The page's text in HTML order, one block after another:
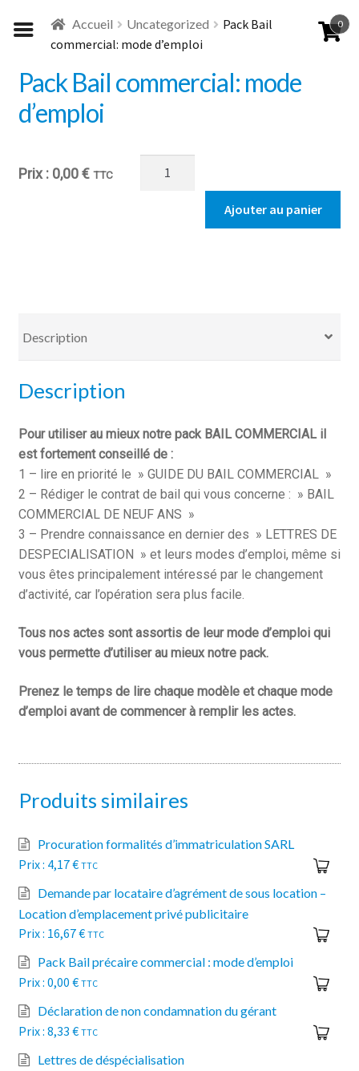
à
navigation
au
contenu
Accueil Uncategorized
Pack Bail
commercial: mode d’emploi
Pack Bail commercial: mode
d’emploi
Ajouter au panier
0,00€ TTC
Description
Description
Pour utiliser au mieux notre pack BAIL COMMERCIAL il
est fortement conseillé de :
1 – lire en priorité le » GUIDE DU BAIL COMMERCIAL »
2 – Rédiger le contrat de bail qui vous concerne : » BAIL
COMMERCIAL DE NEUF ANS »
3 – Prendre connaissance en dernier des » LETTRES DE
DESPECIALISATION » et leurs modes d’emploi, même si
vous êtes principalement intéressé par le changement
d’activité, car l’opération sera plus facile.
Tous nos actes sont assortis de leur mode d’emploi qui
vous permette d’utiliser au mieux notre pack.
Prenez le temps de lire chaque modèle et chaque mode
d’emploi avant de commencer à remplir les actes.
Produits similaires
Procuration formalités d’immatriculation SARL
4,17€ TTC
Demande par locataire d’agrément de sous location –
Location d’emplacement privé publicitaire
16,67€ TTC
Pack Bail précaire commercial : mode d’emploi
0,00 € TTC
Déclaration de non condamnation du gérant
8,33 € TTC
Lettres de déspécialisation
0